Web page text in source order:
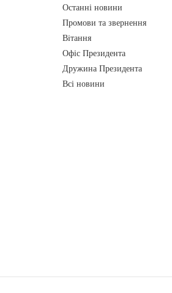
Останні новини
Промови та звернення
Вiтання
Офіс Президента
Дружина Президента
Всі новини